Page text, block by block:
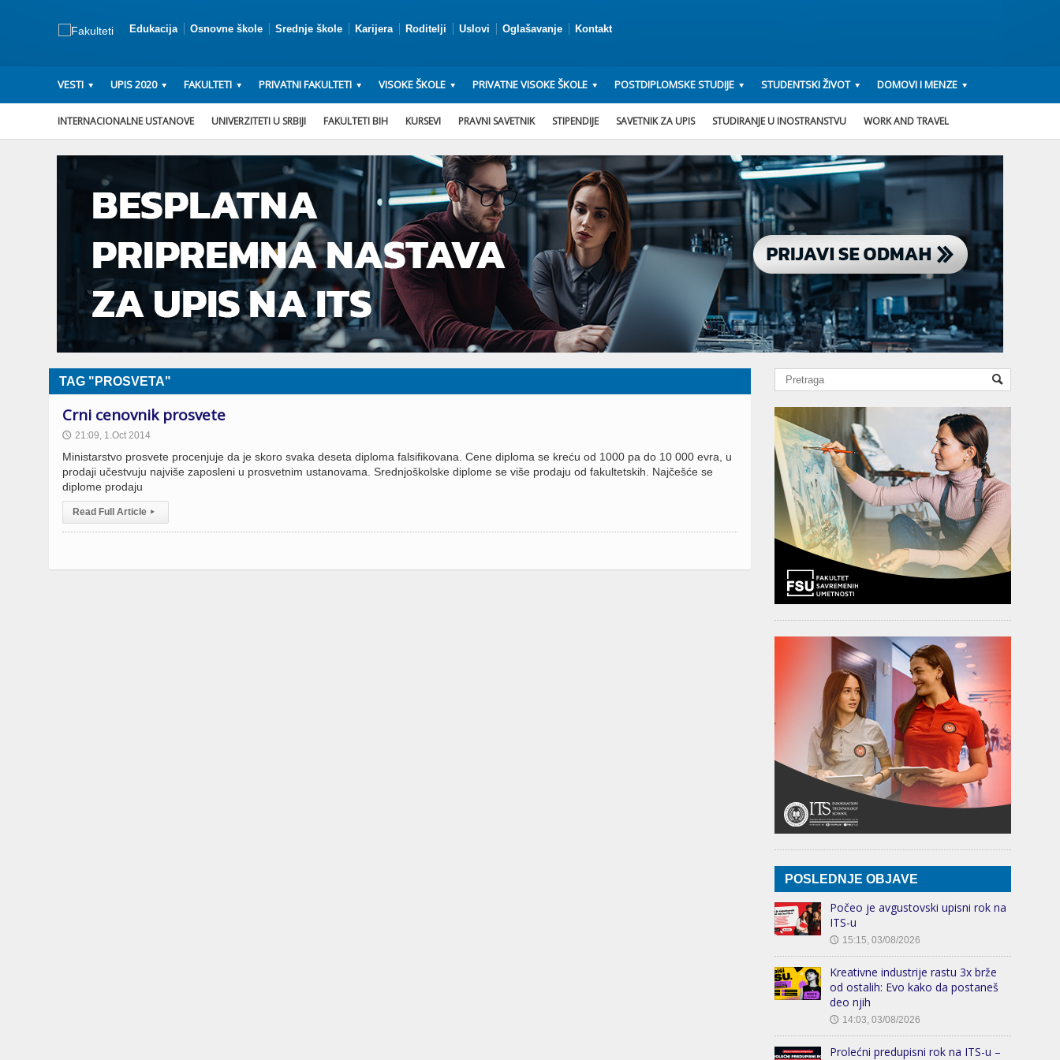
Edukacija Osnovne škole Srednje škole Karijera Roditelji Uslovi Oglašavanje Kontakt
VESTI UPIS 2020 FAKULTETI PRIVATNI FAKULTETI VISOKE ŠKOLE PRIVATNE VISOKE ŠKOLE POSTDIPLOMSKE STUDIJE STUDENTSKI ŽIVOT DOMOVI I MENZE
INTERNACIONALNE USTANOVE UNIVERZITETI U SRBIJI FAKULTETI BIH KURSEVI PRAVNI SAVETNIK STIPENDIJE SAVETNIK ZA UPIS STUDIRANJE U INOSTRANSTVU WORK AND TRAVEL
TAG "PROSVETA"
Crni cenovnik prosvete
🕔 21:09, 1.Oct 2014
Ministarstvo prosvete procenjuje da je skoro svaka deseta diploma falsifikovana. Cene diploma se kreću od 1000 pa do 10 000 evra, u
prodaji učestvuju najviše zaposleni u prosvetnim ustanovama. Srednjoškolske diplome se više prodaju od fakultetskih. Najčešće se
diplome prodaju
Read Full Article ▸
POSLEDNJE OBJAVE
Počeo je avgustovski upisni rok na
ITS-u
🕔 15:15, 03/08/2026
Kreativne industrije rastu 3x brže
od ostalih: Evo kako da postaneš
deo njih
🕔 14:03, 03/08/2026
Prolećni predupisni rok na ITS-u –